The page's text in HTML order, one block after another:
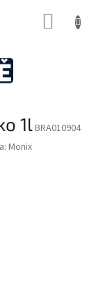
1lBRA010904
Monix